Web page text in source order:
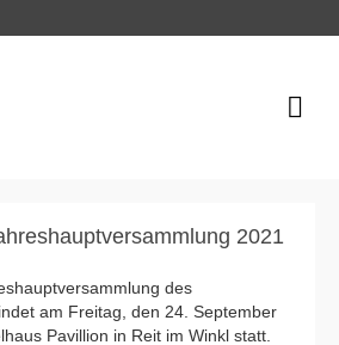
2021
des
am Freitag, den 24. September
Pavillion in Reit im Winkl statt.